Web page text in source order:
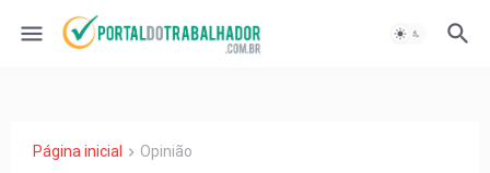
Página inicial Opinião